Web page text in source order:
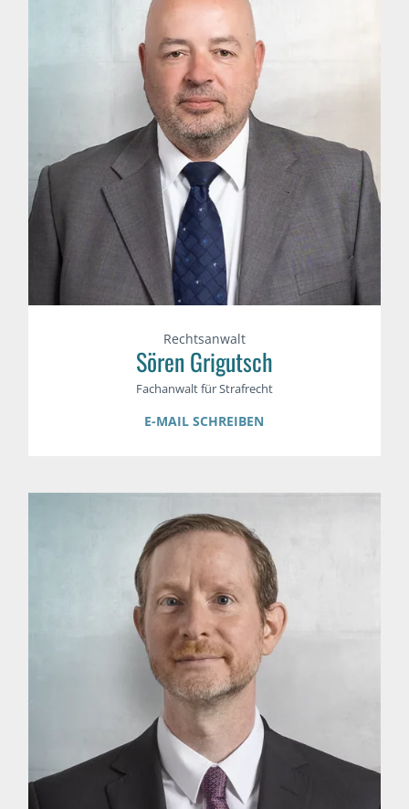
Rechtsanwalt
Sören Grigutsch
Fachanwalt für Strafrecht
E-MAIL SCHREIBEN